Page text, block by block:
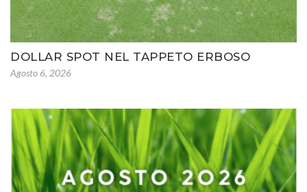
DOLLAR SPOT NEL TAPPETO ERBOSO
Agosto 6, 2026